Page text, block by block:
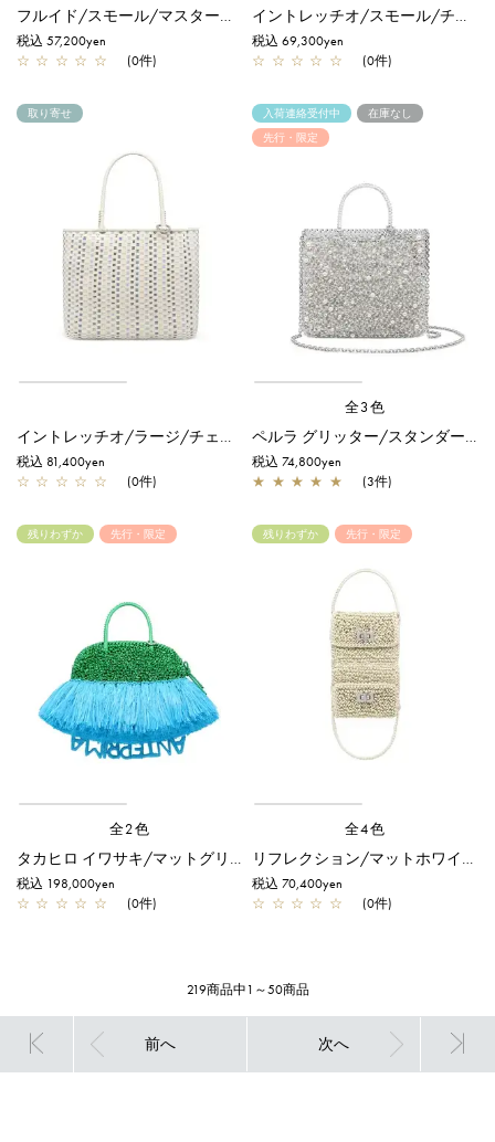
フルイド/スモール/マスタードイエロー
税込 57,200yen
☆ ☆ ☆ ☆ ☆ (0件)
イントレッチオ/スモール/チェーロミックス
税込 69,300yen
☆ ☆ ☆ ☆ ☆ (0件)
取り寄せ
イントレッチオ/ラージ/チェーロミックス
税込 81,400yen
☆ ☆ ☆ ☆ ☆ (0件)
入荷連絡受付中
在庫なし
先行・限定
全3色
ペルラ グリッター/スタンダード Z/シルバー【一部店舗先行販売商品】
税込 74,800yen
★ ★ ★ ★ ★ (3件)
残りわずか 先行・限定
全2色
タカヒロ イワサキ/マットグリーン【一部店舗先行販売商品】
税込 198,000yen
☆ ☆ ☆ ☆ ☆ (0件)
残りわずか 先行・限定
全4色
リフレクション/マットホワイト【一部店舗先行販売商品】
税込 70,400yen
☆ ☆ ☆ ☆ ☆ (0件)
219商品中1～50商品
前へ 次へ